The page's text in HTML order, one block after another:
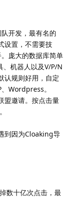
开发，最有名的
设置，不需要技
庞大的数据库简单
机器人以及V/P/N
认规则好用，自定
Wordpress。
盟邀请。按点击量
到因为Cloaking导
数十亿次点击，最